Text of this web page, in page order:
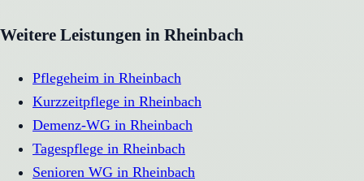
Weitere Leistungen in Rheinbach
Pflegeheim in Rheinbach
Kurzzeitpflege in Rheinbach
Demenz-WG in Rheinbach
Tagespflege in Rheinbach
Senioren WG in Rheinbach